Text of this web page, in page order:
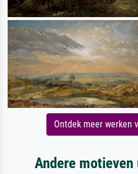
Ontdek meer werken
Andere